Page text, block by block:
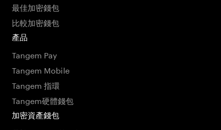
最佳加密錢包
比較加密錢包
產品
Tangem Pay
Tangem Mobile
Tangem 指環
Tangem硬體錢包
加密資產錢包